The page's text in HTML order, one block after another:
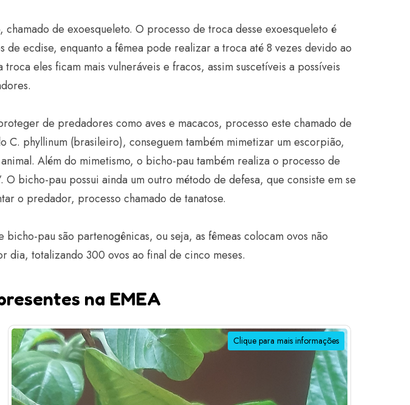
de exoesqueleto. O processo de troca desse exoesqueleto é
ecdise, enquanto a fêmea pode realizar a troca até 8 vezes devido ao
eles ficam mais vulneráveis e fracos, assim suscetíveis a possíveis
de predadores como aves e macacos, processo este chamado de
C. phyllinum (brasileiro), conseguem também mimetizar um escorpião,
Além do mimetismo, o bicho-pau também realiza o processo de
bicho-pau possui ainda um outro método de defesa, que consiste em se
o predador, processo chamado de tanatose.
pau são partenogênicas, ou seja, as fêmeas colocam ovos não
dia, totalizando 300 ovos ao final de cinco meses.
na EMEA
Clique para mais informações